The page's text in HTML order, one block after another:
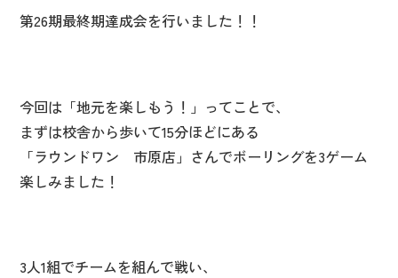
第26期最終期達成会を行いました！！
今回は「地元を楽しもう！」ってことで、
まずは校舎から歩いて15分ほどにある
「ラウンドワン 市原店」さんでボーリングを3ゲーム
楽しみました！
3人1組でチームを組んで戦い、